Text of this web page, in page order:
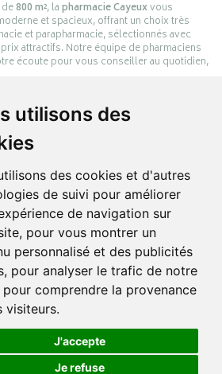
utilisons des
des cookies et d'autres
de suivi pour améliorer
de navigation sur
pour vous montrer un
personnalisé et des publicités
pour analyser le trafic de notre
comprendre la provenance
visiteurs.
J'accepte
Je refuse
800 m², lapharmacie Cayeuxvous
et spacieux, offrant un choix très
et parapharmacie, sélectionnés avec
attractifs. Notre équipe de pharmaciens
écoute pour vous conseiller au quotidien,
est le prolongement digital de la pharmacie
Mer – Rang-du-Fliers.
achats en ligne parmi des milliers de
produits en ligne et choisissez le retrait
à domicile, en toute simplicité.
à vous offrir une expérience pratique,
comme en ligne, au service de votre
CAYEUX– Tous droits réservés –